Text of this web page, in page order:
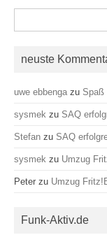
nach:
neuste
uwe ebbenga zu Spaß
sysmek zu SAQ
Stefan zu SAQ
sysmek zu Umzug
Peter zu Umzug
Funk-Aktiv.de